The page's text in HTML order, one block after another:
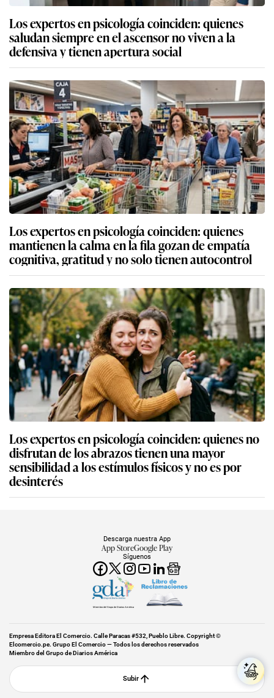
Los expertos en psicología coinciden: quienes
saludan siempre en el ascensor no viven a la
defensiva y tienen apertura social
Los expertos en psicología coinciden: quienes
mantienen la calma en la fila gozan de empatía
cognitiva, gratitud y no solo tienen autocontrol
Los expertos en psicología coinciden: quienes no
disfrutan de los abrazos tienen una mayor
sensibilidad a los estímulos físicos y no es por
desinterés
Síguenos
Descarga nuestra App
App StoreGoogle Play
Miembro del Grupo de Diarios América
Empresa Editora El Comercio. Calle Paracas #532, Pueblo Libre. Copyright ©
Elcomercio.pe. Grupo El Comercio — Todos los derechos reservados
Miembro del Grupo de Diarios América
Subir